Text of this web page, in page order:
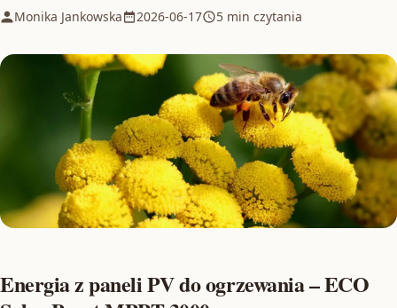
Monika Jankowska 2026-06-17 5 min czytania
Energia z paneli PV do ogrzewania – ECO